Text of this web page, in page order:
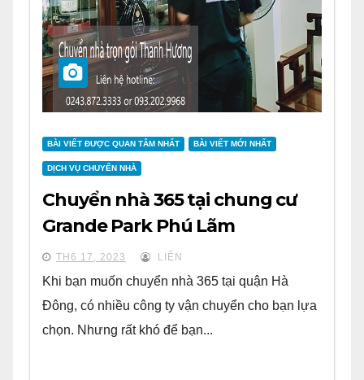
BÀI VIẾT ĐƯỢC QUAN TÂM NHẤT BÀI VIẾT MỚI NHẤT
DỊCH VỤ CHUYỂN NHÀ
Chuyển nhà 365 tại chung cư
Grande Park Phú Lãm
TH6 17, 2023 LIÊN
Khi bạn muốn chuyển nhà 365 tại quận Hà
Đông, có nhiều công ty vận chuyển cho bạn lựa
chọn. Nhưng rất khó để bạn...